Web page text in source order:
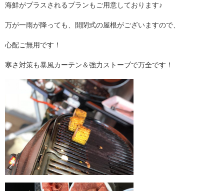
海鮮がプラスされるプランもご用意しております♪
万が一雨が降っても、開閉式の屋根がございますので、
心配ご無用です！
寒さ対策も暴風カーテン＆強力ストーブで万全です！